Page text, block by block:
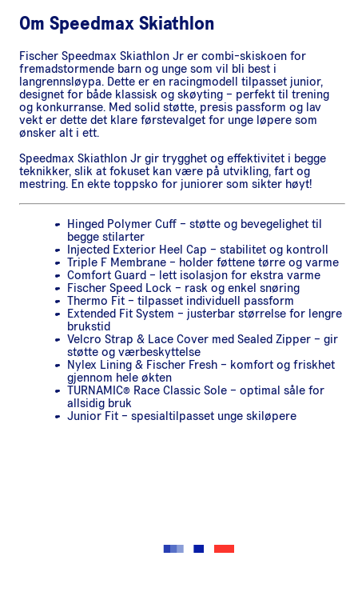
Om Speedmax Skiathlon
Fischer Speedmax Skiathlon Jr er combi-skiskoen for
fremadstormende barn og unge som vil bli best i
langrennsløypa. Dette er en racingmodell tilpasset junior,
designet for både klassisk og skøyting – perfekt til trening
og konkurranse. Med solid støtte, presis passform og lav
vekt er dette det klare førstevalget for unge løpere som
ønsker alt i ett.
Speedmax Skiathlon Jr gir trygghet og effektivitet i begge
teknikker, slik at fokuset kan være på utvikling, fart og
mestring. En ekte toppsko for juniorer som sikter høyt!
Hinged Polymer Cuff – støtte og bevegelighet til
begge stilarter
Injected Exterior Heel Cap – stabilitet og kontroll
Triple F Membrane – holder føttene tørre og varme
Comfort Guard – lett isolasjon for ekstra varme
Fischer Speed Lock – rask og enkel snøring
Thermo Fit – tilpasset individuell passform
Extended Fit System – justerbar størrelse for lengre
brukstid
Velcro Strap & Lace Cover med Sealed Zipper – gir
støtte og værbeskyttelse
Nylex Lining & Fischer Fresh – komfort og friskhet
gjennom hele økten
TURNAMIC® Race Classic Sole – optimal såle for
allsidig bruk
Junior Fit – spesialtilpasset unge skiløpere